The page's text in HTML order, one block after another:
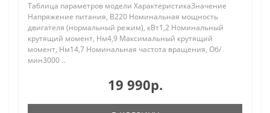
Таблица параметров модели ХарактеристикаЗначение
Напряжение питания, В220 Номинальная мощность
двигателя (нормальный режим), кВт1,2 Номинальный
крутящий момент, Нм4,9 Максимальный крутящий
момент, Нм14,7 Номинальная частота вращения, Об/
мин3000 ..
19 990р.